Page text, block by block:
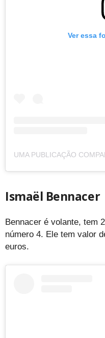
Ver essa
Ismaël Bennacer
Bennacer é volante, tem
número 4. Ele tem valor
euros.